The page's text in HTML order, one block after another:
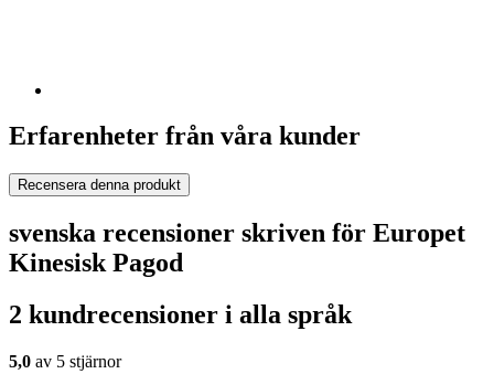
Erfarenheter från våra kunder
Recensera denna produkt
svenska recensioner skriven för Europet
Kinesisk Pagod
2 kundrecensioner i alla språk
5,0 av 5 stjärnor